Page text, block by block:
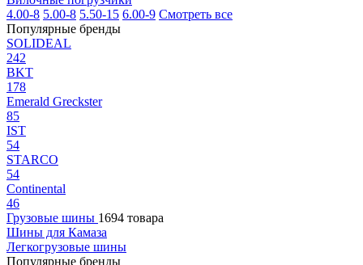
4.00-8 5.00-8 5.50-15 6.00-9 Смотреть все
Популярные бренды
SOLIDEAL
242
BKT
178
Emerald Greckster
85
IST
54
STARCO
54
Continental
46
Грузовые шины 1694 товара
Шины для Камаза
Легкогрузовые шины
Популярные бренды